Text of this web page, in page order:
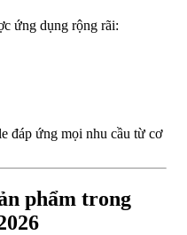
ứng dụng rộng rãi:
đáp ứng mọi nhu cầu từ cơ
phẩm trong